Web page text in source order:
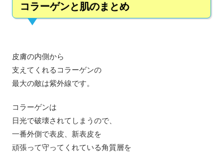
コラーゲンと肌のまとめ
皮膚の内側から
支えてくれるコラーゲンの
最大の敵は紫外線です。
コラーゲンは
日光で破壊されてしまうので、
一番外側で表皮、新表皮を
頑張って守ってくれている角質層を